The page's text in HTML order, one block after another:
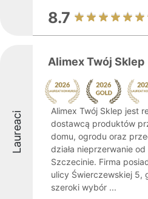
8.7
Laureaci
Alimex Twój Sklep
Alimex Twój Sklep jest
dostawcą produktów
domu, ogrodu oraz
działa nieprzerwanie
Szczecinie. Firma
ulicy Świerczewskiej 5,
szeroki wybór ...